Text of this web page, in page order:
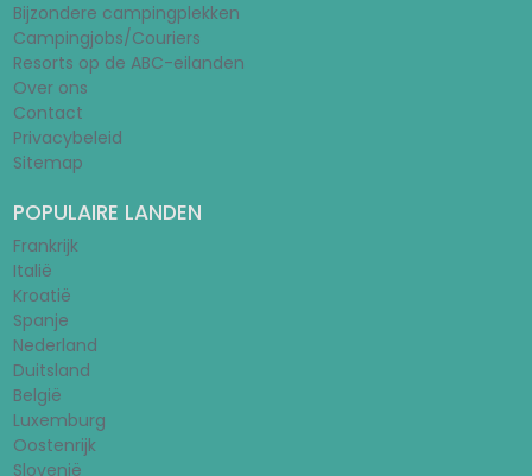
Bijzondere campingplekken
Campingjobs/Couriers
Resorts op de ABC-eilanden
Over ons
Contact
Privacybeleid
Sitemap
POPULAIRE LANDEN
Frankrijk
Italië
Kroatië
Spanje
Nederland
Duitsland
België
Luxemburg
Oostenrijk
Slovenië